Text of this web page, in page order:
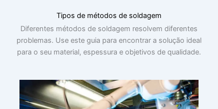
Tipos de métodos de soldagem
Diferentes métodos de soldagem resolvem diferentes
problemas. Use este guia para encontrar a solução ideal
para o seu material, espessura e objetivos de qualidade.